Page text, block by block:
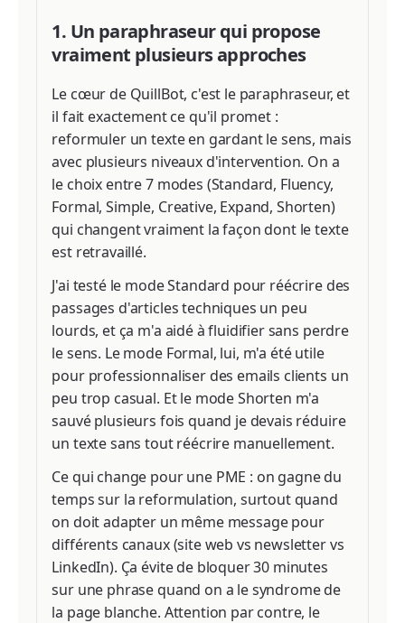
1. Un paraphraseur qui propose
vraiment plusieurs approches
Le cœur de QuillBot, c'est le paraphraseur, et
il fait exactement ce qu'il promet :
reformuler un texte en gardant le sens, mais
avec plusieurs niveaux d'intervention. On a
le choix entre 7 modes (Standard, Fluency,
Formal, Simple, Creative, Expand, Shorten)
qui changent vraiment la façon dont le texte
est retravaillé.
J'ai testé le mode Standard pour réécrire des
passages d'articles techniques un peu
lourds, et ça m'a aidé à fluidifier sans perdre
le sens. Le mode Formal, lui, m'a été utile
pour professionnaliser des emails clients un
peu trop casual. Et le mode Shorten m'a
sauvé plusieurs fois quand je devais réduire
un texte sans tout réécrire manuellement.
Ce qui change pour une PME : on gagne du
temps sur la reformulation, surtout quand
on doit adapter un même message pour
différents canaux (site web vs newsletter vs
LinkedIn). Ça évite de bloquer 30 minutes
sur une phrase quand on a le syndrome de
la page blanche. Attention par contre, le